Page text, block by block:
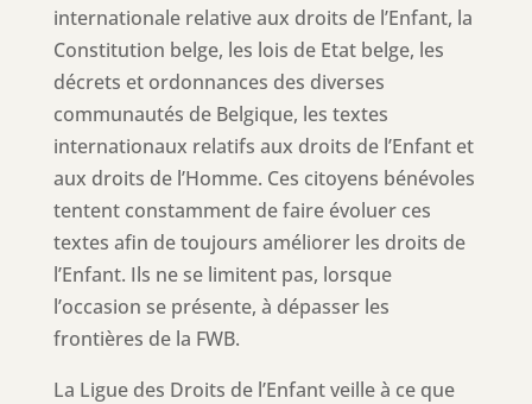
internationale relative aux droits de l’Enfant, la
Constitution belge, les lois de Etat belge, les
décrets et ordonnances des diverses
communautés de Belgique, les textes
internationaux relatifs aux droits de l’Enfant et
aux droits de l’Homme. Ces citoyens bénévoles
tentent constamment de faire évoluer ces
textes afin de toujours améliorer les droits de
l’Enfant. Ils ne se limitent pas, lorsque
l’occasion se présente, à dépasser les
frontières de la FWB.
La Ligue des Droits de l’Enfant veille à ce que